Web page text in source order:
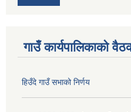
गाउँ कार्यपालिकाको
हिउँदे गाउँ सभाको निर्णय